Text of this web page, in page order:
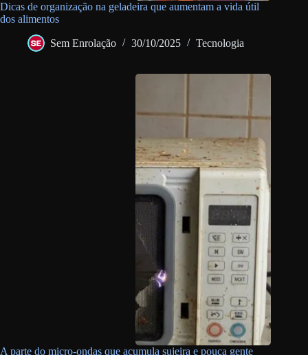
Dicas de organização na geladeira que aumentam a vida útil
dos alimentos
Sem Enrolação 30/10/2025 Tecnologia
A parte do micro-ondas que acumula sujeira e pouca gente